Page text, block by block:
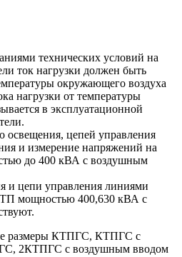
технических условий на
ток нагрузки должен быть
окружающего воздуха
нагрузки от температуры
в эксплуатационной
освещения, цепей управления
и измерение напряжений на
до 400 кВА с воздушным
и цепи управления линиями
мощностью 400,630 кВА с
размеры КТПГС, КТПГС с
2КТПГС с воздушным вводом